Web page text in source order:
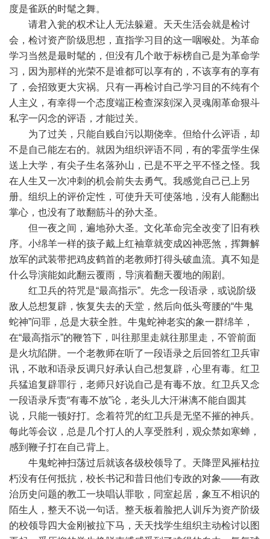
度是雀跃的时髦之舞。
请君入瓮的权术让人无法躲避。天天生活会就是检讨
会，检讨资产阶级思想，直指学习目的这一咽喉处。为革命
学习当然是最时髦的，但没有几个敢于标榜自己是为革命学
习，因为那样的光荣不是谁都可以享有的，不该享有的享有
了，会招致更大灾祸。只有一再检讨自己学习目的不纯有个
人主义，有幸得一个态度端正检查深刻深入灵魂闹革命狠斗
私字一闪念的评语，才能过关。
为了过关，只能自贱自污以期侥幸。但给什么评语，却
不是自己能左右的。就因为组织评语不同，有的零蛋学生保
送上大学，有尖子生名落孙山，已是不平之平不怪之怪。我
在人生又一次冲刺的机会前失去勇气。我感觉自己已上另
册。组织上的评价定性，可使升天可使落地，没有人能翻出
掌心，也没有了敢翻筋斗的孙大圣。
但一夜之间，遍地孙大圣。文化革命完全改变了旧有秩
序。小绵羊一样的孩子戴上红袖章就变成凶神恶煞，挥舞解
放军的武装带把鸡皮鹤首的老教师打得头破血流。真不知是
什么导演能如此翻云覆雨，导演着翻天覆地的闹剧。
红卫兵的符咒是“最高指示”。先念一段语录，或说阶级
敌人总想复辟，恢复失去的天堂，然后向低头弯腰的“牛鬼
蛇神”问罪，总是大获全胜。牛鬼蛇神老实的象一群绵羊，
在“最高指示”的鞭笞下，叫往那里走就往那里走，不管前面
是火坑陷阱。一个老教师在听了一段语录之后回答红卫兵审
讯，不敢和语录反调只好承认自己想复辟，心里有毒。红卫
兵猛追复辟罪行，老师只好说自己是有毒不放。红卫兵又念
一段语录斥责“有毒不放”论，老头儿大汗淋漓不能自圆其
说，只能一顿好打。念着符咒的红卫兵是无坚不摧的神兵。
每此等会议，总是几个打人的人享受胜利，观众禁如寒蝉，
感到鞭子打在自己背上。
牛鬼蛇神扫荡过后就该各级校领导了。天降罡风摧枯拉
朽没有任何抵抗，校长书记和昔日他们专政的对象——有政
治历史问题的教工一块唱认罪歌，同室起居，象互不相识的
陌生人，整天不说一句话。整天板着脸把人训斥为资产阶级
的校领导四大金刚被拉下马，天天找学生组织主动检讨以图